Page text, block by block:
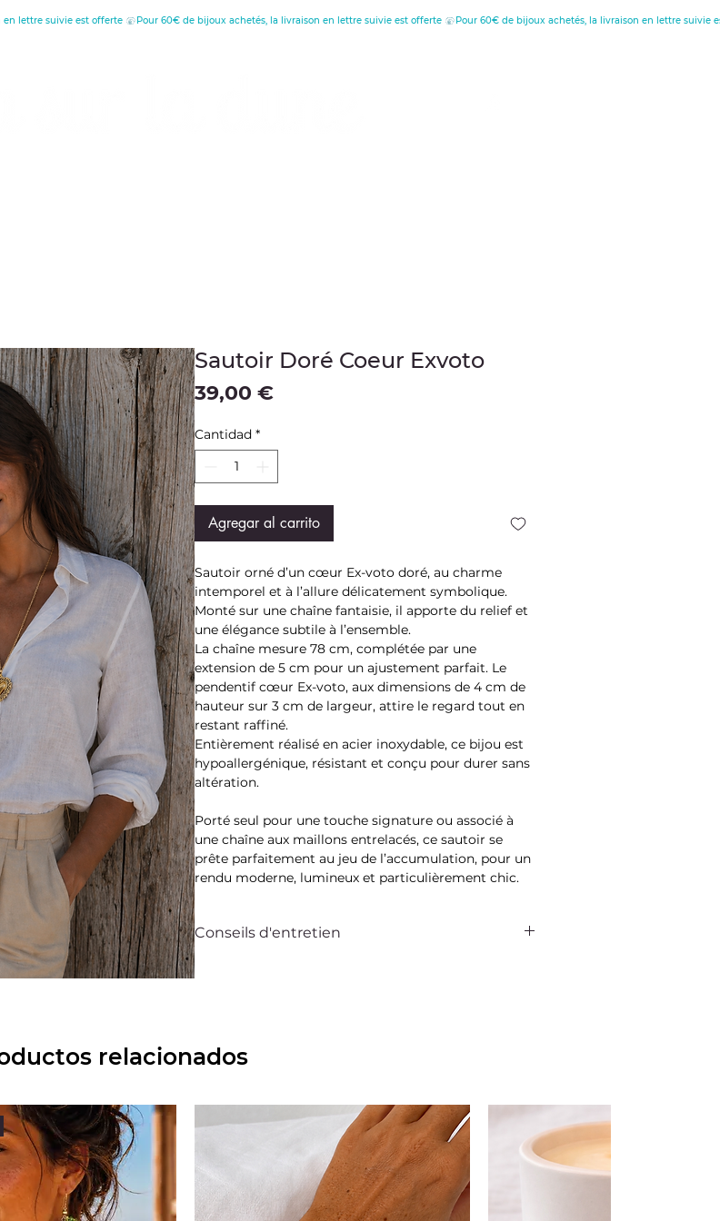
Sautoir Doré Coeur Exvoto
39,00 €Precio
Cantidad *
Agregar al carrito
Sautoir orné d’un cœur Ex-voto doré, au charme
intemporel et à l’allure délicatement symbolique.
Monté sur une chaîne fantaisie, il apporte du relief et
une élégance subtile à l’ensemble.
La chaîne mesure 78 cm, complétée par une
extension de 5 cm pour un ajustement parfait. Le
pendentif cœur Ex-voto, aux dimensions de 4 cm de
hauteur sur 3 cm de largeur, attire le regard tout en
restant raffiné.
Entièrement réalisé en acier inoxydable, ce bijou est
hypoallergénique, résistant et conçu pour durer sans
altération.
Porté seul pour une touche signature ou associé à
une chaîne aux maillons entrelacés, ce sautoir se
prête parfaitement au jeu de l’accumulation, pour un
rendu moderne, lumineux et particulièrement chic.
Conseils d'entretien
crèmes et les parfums, pensez également à retirer
rangez-les séparément dans la pochette qui vous est
relacionados